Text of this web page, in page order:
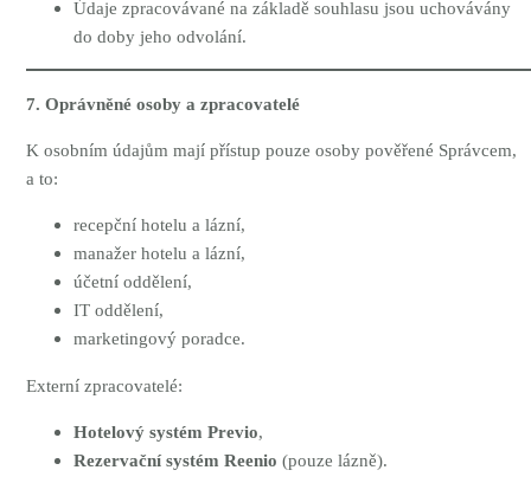
Údaje zpracovávané na základě souhlasu jsou uchovávány
do doby jeho odvolání.
7. Oprávněné osoby a zpracovatelé
K osobním údajům mají přístup pouze osoby pověřené Správcem,
a to:
recepční hotelu a lázní,
manažer hotelu a lázní,
účetní oddělení,
IT oddělení,
marketingový poradce.
Externí zpracovatelé:
Hotelový systém Previo,
Rezervační systém Reenio (pouze lázně).